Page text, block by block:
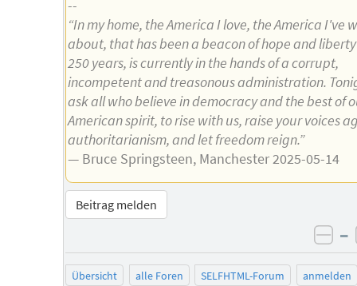
--
“In my home, the America I love, the America I've
about, that has been a beacon of hope and
250 years, is currently in the hands of a corrupt,
incompetent and treasonous administration.
ask all who believe in democracy and the best of
American spirit, to rise with us, raise your voices
authoritarianism, and let freedom reign.”
— Bruce Springsteen, Manchester 2025-05-14
Beitrag melden
–
Übersicht alle Foren SELFHTML-Forum
anmelden